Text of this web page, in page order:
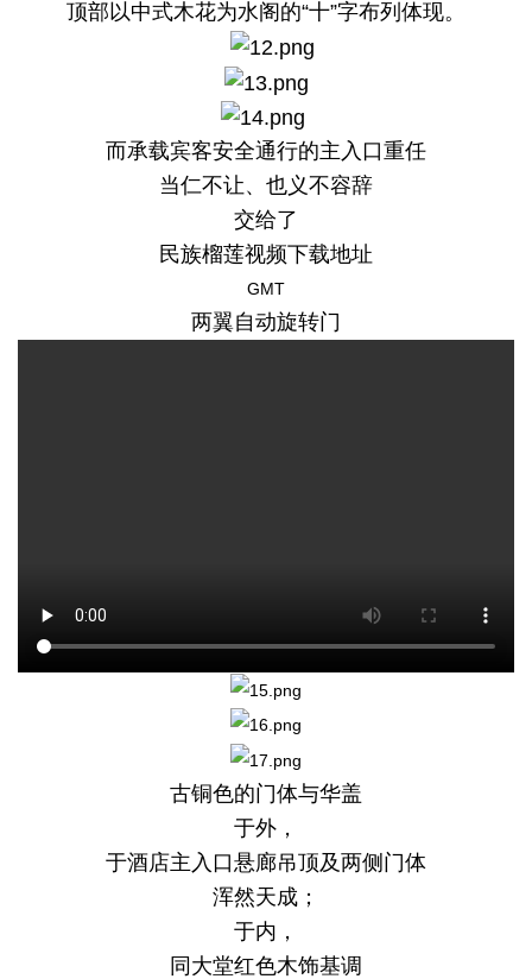
顶部以中式木花为水阁的“十”字布列体现。
而承载宾客安全通行的主入口重任
当仁不让、也义不容辞
交给了
民族榴莲视频下载地址
GMT
两翼自动旋转门
古铜色的门体与华盖
于外，
于酒店主入口悬廊吊顶及两侧门体
浑然天成；
于内，
同大堂红色木饰基调